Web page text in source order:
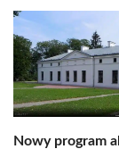
Nowy program